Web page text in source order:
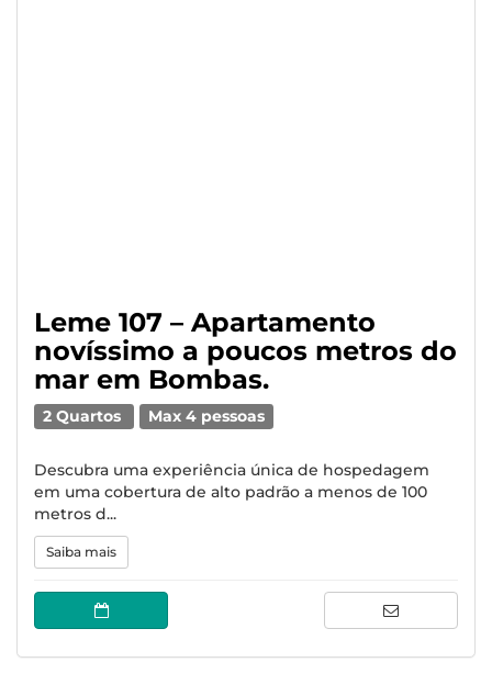
Leme 107 – Apartamento
novíssimo a poucos metros do
mar em Bombas.
2 Quartos Max 4 pessoas
Descubra uma experiência única de hospedagem
em uma cobertura de alto padrão a menos de 100
metros d...
Saiba mais